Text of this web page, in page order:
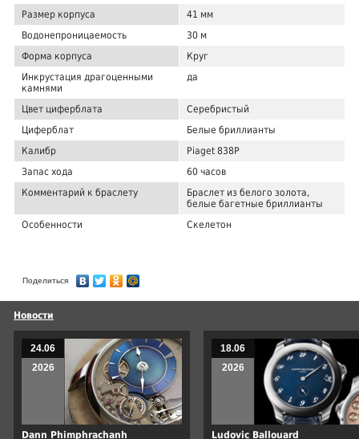
Размер корпуса
41 мм
Водонепроницаемость
30 м
Форма корпуса
Круг
Инкрустация драгоценными
камнями
да
Цвет циферблата
Серебристый
Циферблат
Белые бриллианты
Калибр
Piaget 838P
Запас хода
60 часов
Комментарий к браслету
Браслет из белого золота,
белые багетные бриллианты
Особенности
Скелетон
Поделиться
Новости
24.06
2026
Dann Phimphrachanh
18.06
2026
Ludovic Ballouard